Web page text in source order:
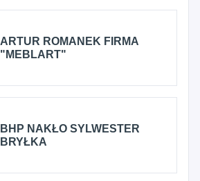
ARTUR ROMANEK FIRMA
"MEBLART"
BHP NAKŁO SYLWESTER
BRYŁKA